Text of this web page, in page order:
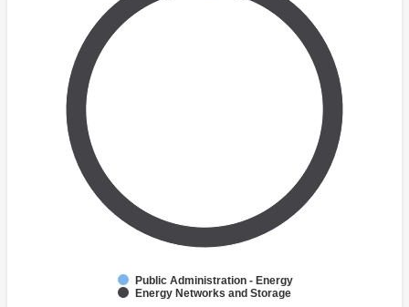
Public Administration - Energy
Energy Networks and Storage